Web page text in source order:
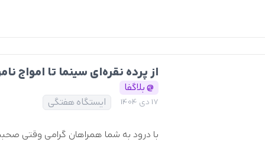
از پرده نقره‌ای سینما تا امواج
@ بلاگفا
17 دی 1404 ایستگاه هفتگی
با درود به شما همراهان گرامی وقتی